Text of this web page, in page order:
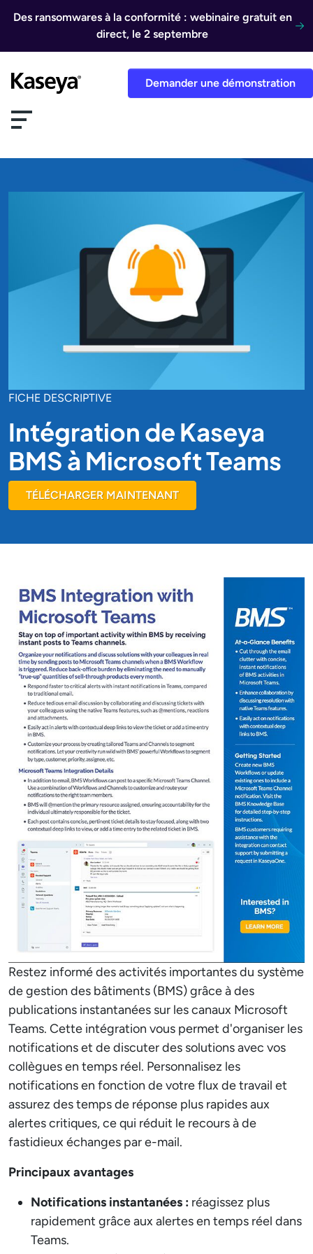
Des ransomwares à la conformité : webinaire gratuit en
direct, le 2 septembre
Demander une démonstration
FICHE DESCRIPTIVE
Intégration de Kaseya
BMS à Microsoft Teams
TÉLÉCHARGER MAINTENANT
Restez informé des activités importantes du système
de gestion des bâtiments (BMS) grâce à des
publications instantanées sur les canaux Microsoft
Teams. Cette intégration vous permet d'organiser les
notifications et de discuter des solutions avec vos
collègues en temps réel. Personnalisez les
notifications en fonction de votre flux de travail et
assurez des temps de réponse plus rapides aux
alertes critiques, ce qui réduit le recours à de
fastidieux échanges par e-mail.
Principaux avantages
Notifications instantanées : réagissez plus
rapidement grâce aux alertes en temps réel dans
Teams.